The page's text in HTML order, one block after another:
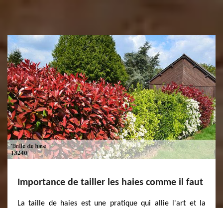
Importance de tailler les haies comme il faut
La taille de haies est une pratique qui allie l'art et la